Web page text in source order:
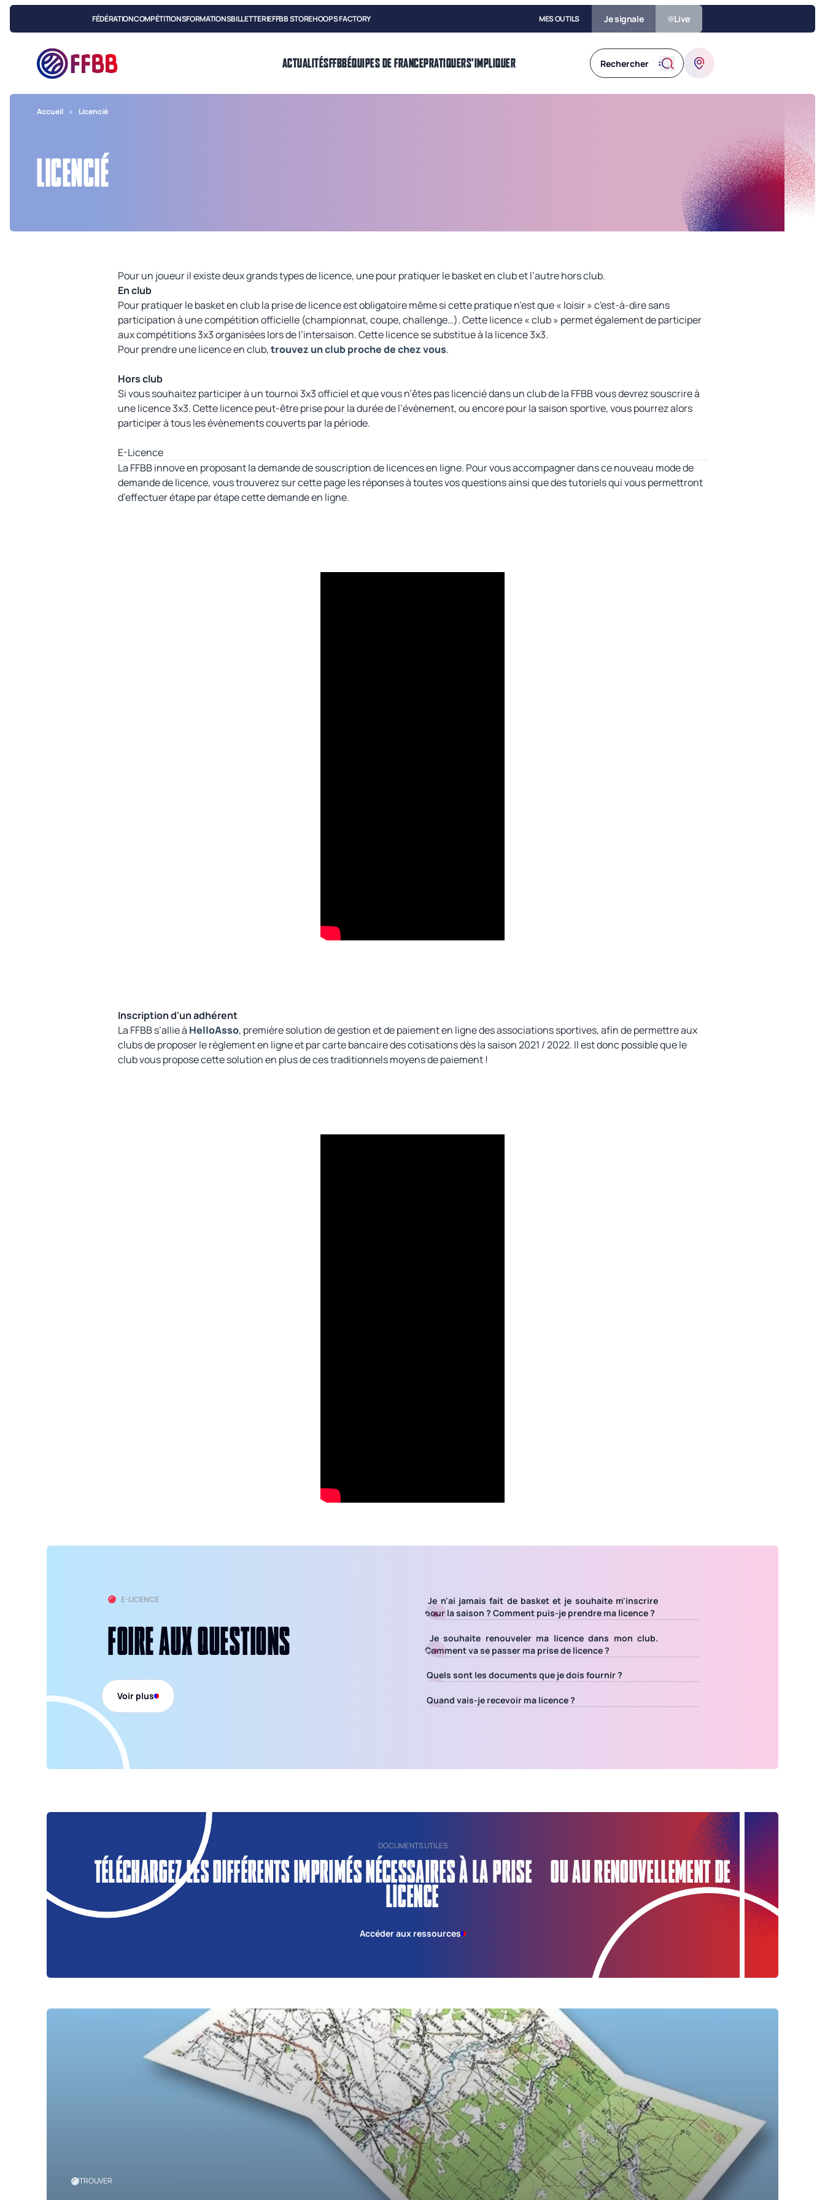
FÉDÉRATIONCOMPÉTITIONSFORMATIONSBILLETTERIEFFBB STOREHOOPS FACTORY MES OUTILS Je signale Live
ACTUALITÉSFFBBÉQUIPES DE FRANCEPRATIQUERS'IMPLIQUER
Accueil Licencié
LICENCIÉ
Pour un joueur il existe deux grands types de licence, une pour pratiquer le basket en club et l’autre hors club.
En club
Pour pratiquer le basket en club la prise de licence est obligatoire même si cette pratique n’est que « loisir » c'est-à-dire sans
participation à une compétition officielle (championnat, coupe, challenge…). Cette licence « club » permet également de participer
aux compétitions 3x3 organisées lors de l’intersaison. Cette licence se substitue à la licence 3x3.
Pour prendre une licence en club,trouvez un club proche de chez vous.
Hors club
Si vous souhaitez participer à un tournoi 3x3 officiel et que vous n’êtes pas licencié dans un club de la FFBB vous devrez souscrire à
une licence 3x3. Cette licence peut-être prise pour la durée de l’évènement, ou encore pour la saison sportive, vous pourrez alors
participer à tous les évènements couverts par la période.
E-Licence
La FFBB innove en proposant la demande de souscription de licences en ligne. Pour vous accompagner dans ce nouveau mode de
demande de licence, vous trouverez sur cette page les réponses à toutes vos questions ainsi que des tutoriels qui vous permettront
d’effectuer étape par étape cette demande en ligne.
Inscription d'un adhérent
La FFBB s’allie à HelloAsso, première solution de gestion et de paiement en ligne des associations sportives, afin de permettre aux
clubs de proposer le règlement en ligne et par carte bancaire des cotisations dès la saison 2021 / 2022. Il est donc possible que le
club vous propose cette solution en plus de ces traditionnels moyens de paiement !
E-LICENCE
FOIRE AUX QUESTIONS
Voir plus
Je n'ai jamais fait de basket et je souhaite m'inscrire
pour la saison ? Comment puis-je prendre ma licence ?
Je souhaite renouveler ma licence dans mon club.
Comment va se passer ma prise de licence ?
Quels sont les documents que je dois fournir ?
Quand vais-je recevoir ma licence ?
DOCUMENTS UTILES
TÉLÉCHARGEZ LES DIFFÉRENTS IMPRIMÉS NÉCESSAIRES À LA PRISE OU AU RENOUVELLEMENT DE
LICENCE
Accéder aux ressources
TROUVER